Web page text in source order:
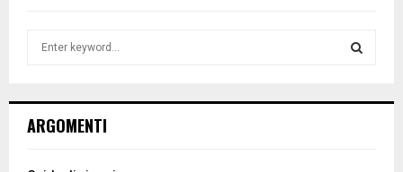
h
ARGOMENTI